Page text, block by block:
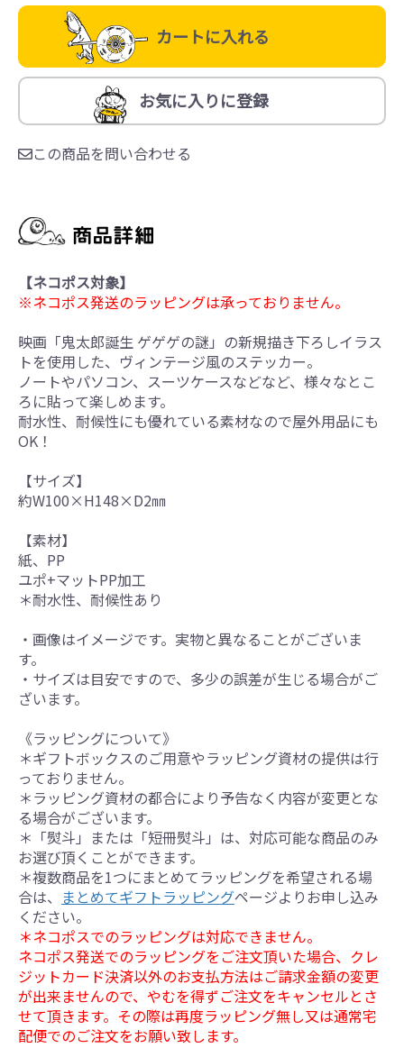
カートに入れる
お気に入りに登録
この商品を問い合わせる
【ネコポス対象】
※ネコポス発送のラッピングは承っておりません。
映画「鬼太郎誕生 ゲゲゲの謎」の新規描き下ろしイラス
トを使用した、ヴィンテージ風のステッカー。
ノートやパソコン、スーツケースなどなど、様々なとこ
ろに貼って楽しめます。
耐水性、耐候性にも優れている素材なので屋外用品にも
OK！
【サイズ】
約W100×H148×D2㎜
【素材】
紙、PP
ユポ+マットPP加工
＊耐水性、耐候性あり
・画像はイメージです。実物と異なることがございま
す。
・サイズは目安ですので、多少の誤差が生じる場合がご
ざいます。
《ラッピングについて》
＊ギフトボックスのご用意やラッピング資材の提供は行
っておりません。
＊ラッピング資材の都合により予告なく内容が変更とな
る場合がございます。
＊「熨斗」または「短冊熨斗」は、対応可能な商品のみ
お選び頂くことができます。
＊複数商品を1つにまとめてラッピングを希望される場
合は、 まとめてギフトラッピングページよりお申し込み
ください。
＊ネコポスでのラッピングは対応できません。
ネコポス発送でのラッピングをご注文頂いた場合、クレ
ジットカード決済以外のお支払方法はご請求金額の変更
が出来ませんので、やむを得ずご注文をキャンセルとさ
せて頂きます。その際は再度ラッピング無し又は通常宅
配便でのご注文をお願い致します。